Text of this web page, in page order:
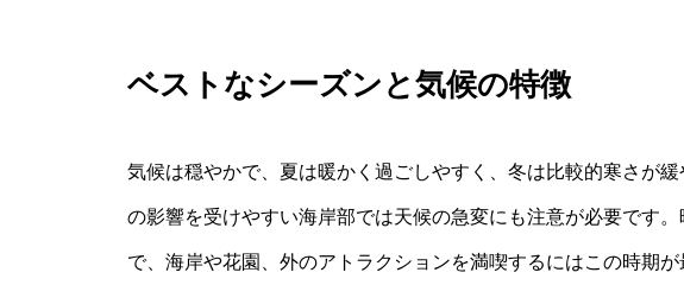
ベストなシーズンと気候の特徴
気候は穏やかで、夏は暖かく過ごしやすく、冬は比較的寒さが
の影響を受けやすい海岸部では天候の急変にも注意が必要です
で、海岸や花園、外のアトラクションを満喫するにはこの時期が